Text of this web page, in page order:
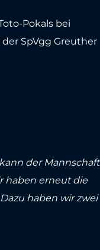
Pokals bei
SpVgg Greuther
der Mannschaft
haben erneut die
haben wir zwei